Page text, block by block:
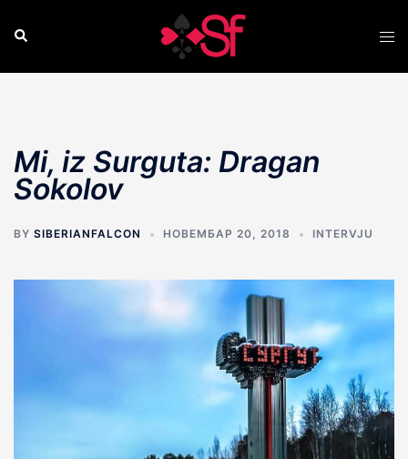
Search
Mi, iz Surguta: Dragan
Sokolov
BY SIBERIANFALCON НОВЕМБАР 20, 2018 INTERVJU